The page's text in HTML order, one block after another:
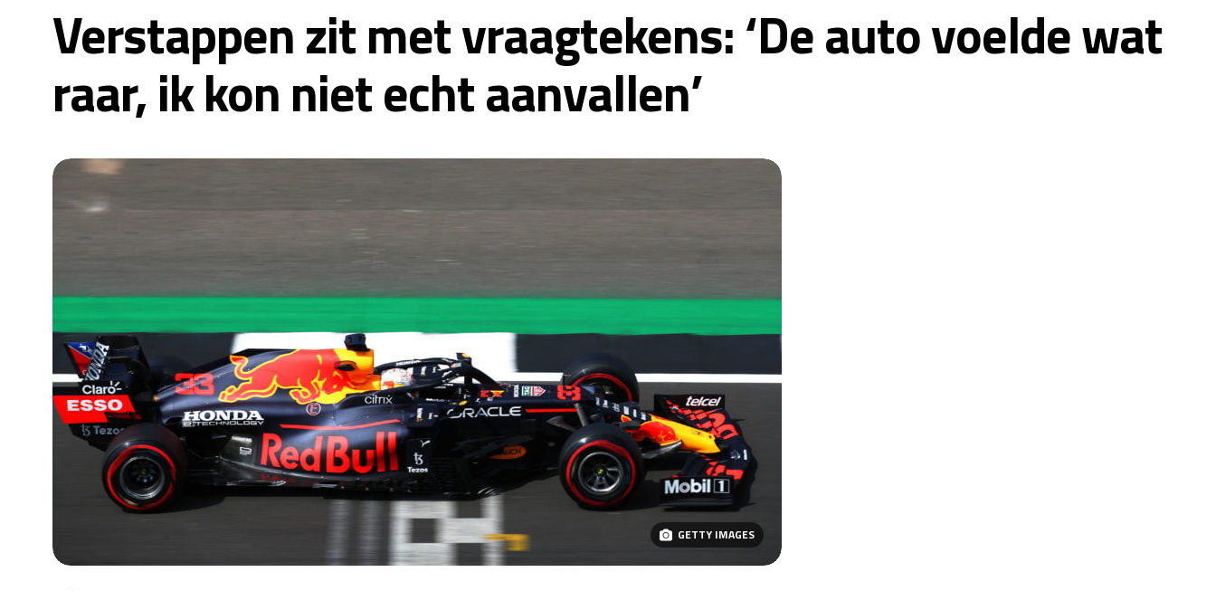
Verstappen zit met vraagtekens: ‘De auto voelde wat
raar, ik kon niet echt aanvallen’
GETTY IMAGES